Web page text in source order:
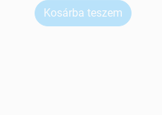
Kosárba teszem